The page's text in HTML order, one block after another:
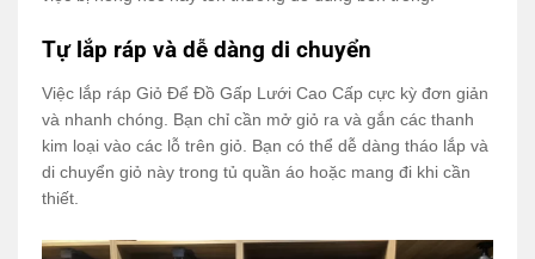
Tự lắp ráp và dễ dàng di chuyển
Việc lắp ráp Giỏ Để Đồ Gấp Lưới Cao Cấp cực kỳ đơn giản
và nhanh chóng. Bạn chỉ cần mở giỏ ra và gắn các thanh
kim loại vào các lỗ trên giỏ. Bạn có thể dễ dàng tháo lắp và
di chuyển giỏ này trong tủ quần áo hoặc mang đi khi cần
thiết.